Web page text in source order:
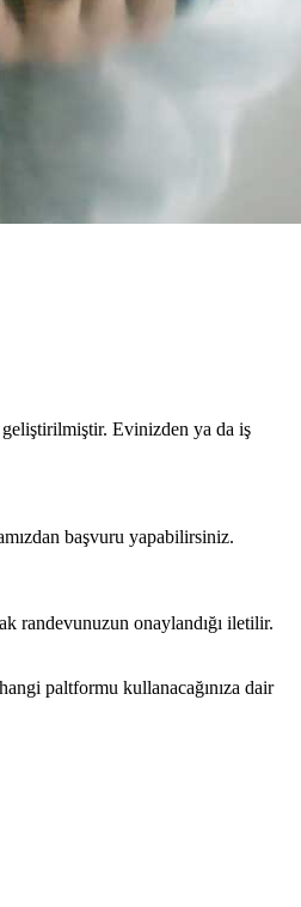
geliştirilmiştir. Evinizden ya da iş
başvuru yapabilirsiniz.
randevunuzun onaylandığı iletilir.
paltformu kullanacağınıza dair